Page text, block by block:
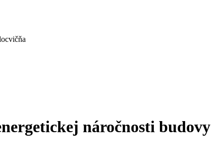
náročnosti budovy